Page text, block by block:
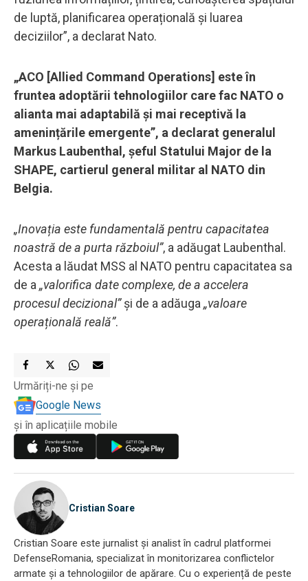
de luptă, planificarea operațională și luarea
deciziilor”, a declarat Nato.
„ACO [Allied Command Operations] este în
fruntea adoptării tehnologiilor care fac NATO o
alianta mai adaptabilă și mai receptivă la
amenințările emergente”, a declarat generalul
Markus Laubenthal, șeful Statului Major de la
SHAPE, cartierul general militar al NATO din
Belgia.
„Inovația este fundamentală pentru capacitatea
noastră de a purta războiul”, a adăugat Laubenthal.
Acesta a lăudat MSS al NATO pentru capacitatea sa
de a „valorifica date complexe, de a accelera
procesul decizional”și de a adăuga „valoare
operațională reală”.
Urmăriți-ne și pe
Google News
și în aplicațiile mobile
Cristian Soare
Cristian Soare este jurnalist și analist în cadrul platformei
DefenseRomania, specializat în monitorizarea conflictelor
armate și a tehnologiilor de apărare. Cu o experiență de peste